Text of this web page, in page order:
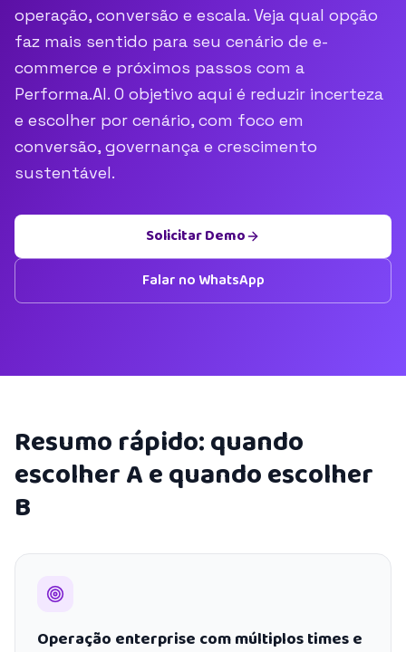
operação, conversão e escala. Veja qual opção
faz mais sentido para seu cenário de e-
commerce e próximos passos com a
Performa.AI. O objetivo aqui é reduzir incerteza
e escolher por cenário, com foco em
conversão, governança e crescimento
sustentável.
Solicitar Demo
Falar no WhatsApp
Resumo rápido: quando
escolher A e quando escolher
B
Operação enterprise com múltiplos times e